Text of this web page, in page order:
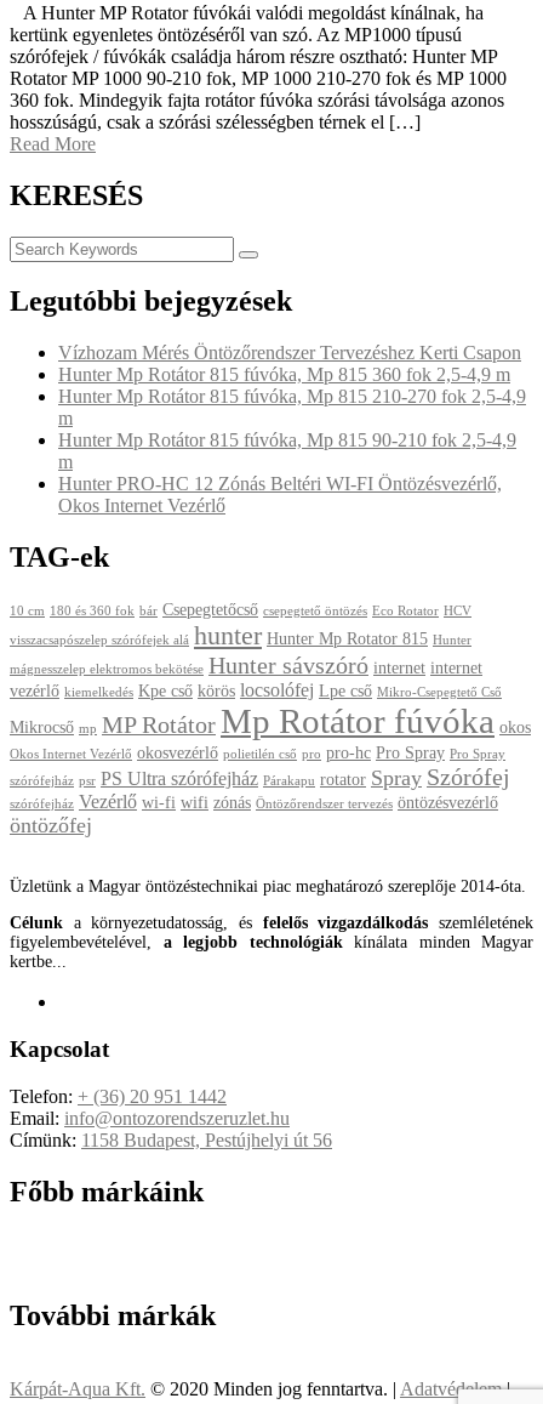
A Hunter MP Rotator fúvókái valódi megoldást kínálnak, ha
kertünk egyenletes öntözéséről van szó. Az MP1000 típusú
szórófejek / fúvókák családja három részre osztható: Hunter MP
Rotator MP 1000 90-210 fok, MP 1000 210-270 fok és MP 1000
360 fok. Mindegyik fajta rotátor fúvóka szórási távolsága azonos
hosszúságú, csak a szórási szélességben térnek el […]
Read More
KERESÉS
Legutóbbi bejegyzések
Vízhozam Mérés Öntözőrendszer Tervezéshez Kerti Csapon
Hunter Mp Rotátor 815 fúvóka, Mp 815 360 fok 2,5-4,9 m
Hunter Mp Rotátor 815 fúvóka, Mp 815 210-270 fok 2,5-4,9
m
Hunter Mp Rotátor 815 fúvóka, Mp 815 90-210 fok 2,5-4,9
m
Hunter PRO-HC 12 Zónás Beltéri WI-FI Öntözésvezérlő,
Okos Internet Vezérlő
TAG-ek
10 cm 180 és 360 fok bár Csepegtetőcső csepegtető öntözés Eco Rotator HCV
visszacsapószelep szórófejek alá hunter Hunter Mp Rotator 815 Hunter
mágnesszelep elektromos bekötése Hunter sávszóró internet internet
vezérlő kiemelkedés Kpe cső körös locsolófej Lpe cső Mikro-Csepegtető Cső
Mikrocső mp MP Rotátor Mp Rotátor fúvóka okos
Okos Internet Vezérlő okosvezérlő polietilén cső pro pro-hc Pro Spray Pro Spray
szórófejház psr PS Ultra szórófejház Párakapu rotator Spray Szórófej
szórófejház Vezérlő wi-fi wifi zónás Öntözőrendszer tervezés öntözésvezérlő
öntözőfej
Üzletünk a Magyar öntözéstechnikai piac meghatározó szereplője 2014-óta.
Célunk a környezetudatosság, és felelős vizgazdálkodás szemléletének
figyelembevételével, a legjobb technológiákkínálata minden Magyar
kertbe...
Kapcsolat
Telefon: + (36) 20 951 1442
Email: info@ontozorendszeruzlet.hu
Címünk: 1158 Budapest, Pestújhelyi út 56
Főbb márkáink
További márkák
Kárpát-Aqua Kft. © 2020 Minden jog fenntartva. | Adatvédelem|